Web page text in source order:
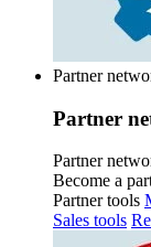
Partner
Partner
Partner
Become a
Partner tools
Sales tools